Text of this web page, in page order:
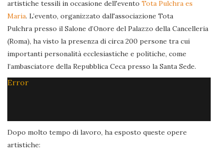
artistiche tessili in occasione dell'evento Tota Pulchra es
Maria. L’evento, organizzato dall'associazione Tota
Pulchra presso il Salone d’Onore del Palazzo della Cancelleria
(Roma), ha visto la presenza di circa 200 persone tra cui
importanti personalità ecclesiastiche e politiche, come
l’ambasciatore della Repubblica Ceca presso la Santa Sede.
Error
Dopo molto tempo di lavoro, ha esposto queste opere
artistiche: